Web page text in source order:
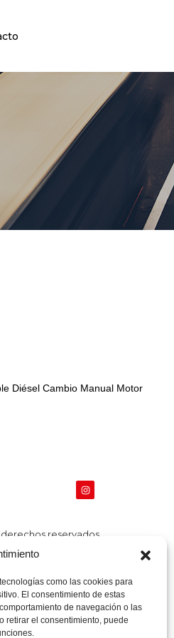
como las cookies para
El consentimiento de estas
de navegación o las
retirar el consentimiento, puede
Diésel Cambio Manual Motor
reservados.